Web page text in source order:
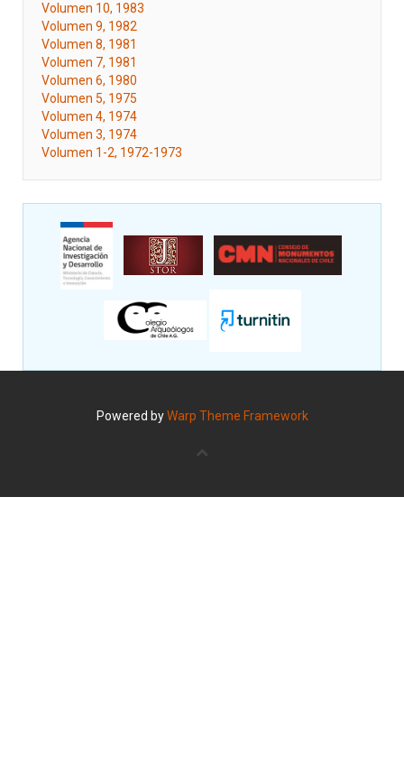
Volumen 10, 1983
Volumen 9, 1982
Volumen 8, 1981
Volumen 7, 1981
Volumen 6, 1980
Volumen 5, 1975
Volumen 4, 1974
Volumen 3, 1974
Volumen 1-2, 1972-1973
Powered byWarp Theme Framework